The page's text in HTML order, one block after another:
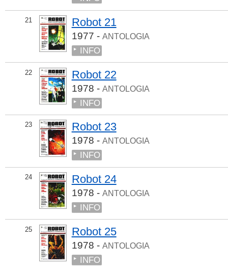
21 Robot 21
1977 - ANTOLOGIA
INFO
22 Robot 22
1978 - ANTOLOGIA
INFO
23 Robot 23
1978 - ANTOLOGIA
INFO
24 Robot 24
1978 - ANTOLOGIA
INFO
25 Robot 25
1978 - ANTOLOGIA
INFO